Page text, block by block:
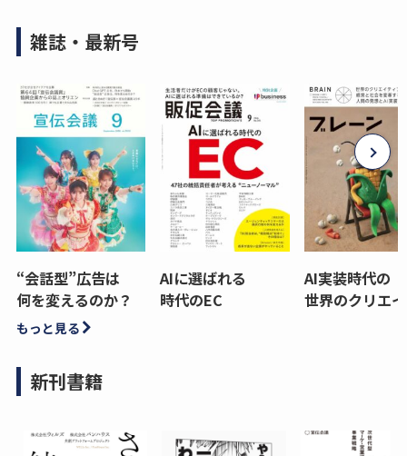
雑誌・最新号
“会話型”広告は
何を変えるのか？
AIに選ばれる
時代のEC
AI実装時代の
世界のクリエ
もっと見る
新刊書籍